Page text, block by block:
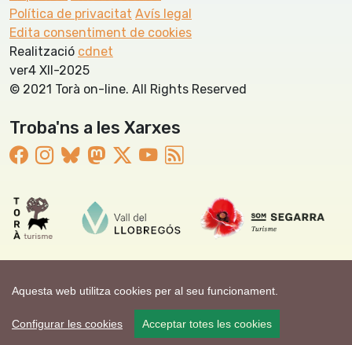
Aquesta web utilitza cookies per al seu funcionament.
Configurar les cookies Acceptar totes les cookies
Política de privacitat Avís legal
Edita consentiment de cookies
Realització cdnet
ver4 XII-2025
© 2021 Torà on-line. All Rights Reserved
Troba'ns a les Xarxes